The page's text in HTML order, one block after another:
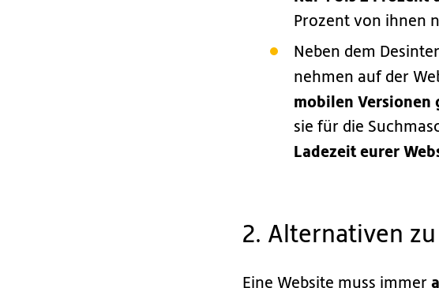
Prozent von ihnen
Neben dem
nehmen auf der
mobilen Versionen
sie für die
Ladezeit eurer
2. Alternativen
Eine Website muss immer